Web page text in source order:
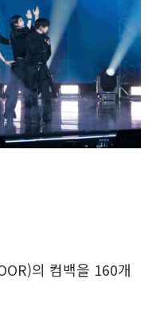
의 컴백을 160개